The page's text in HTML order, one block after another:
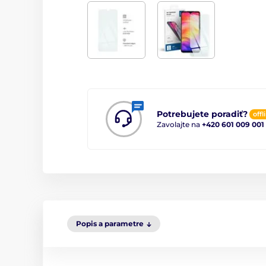
Potrebujete poradiť?
Zavolajte na +420 601 009 001
Popis a parametre